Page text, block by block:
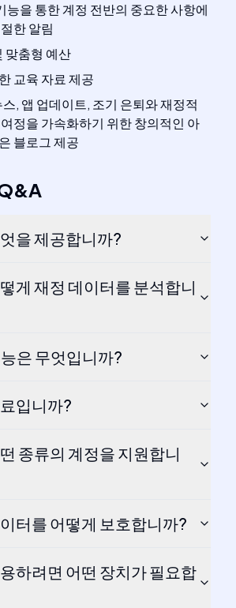
능을 통한 계정 전반의 중요한 사항에
한 알림
맞춤형 예산
교육 자료 제공
, 앱 업데이트, 조기 은퇴와 재정적
정을 가속화하기 위한 창의적인 아
블로그 제공
을 제공합니까?
게 재정 데이터를 분석합니
은 무엇입니까?
입니까?
종류의 계정을 지원합니
터를 어떻게 보호합니까?
하려면 어떤 장치가 필요합